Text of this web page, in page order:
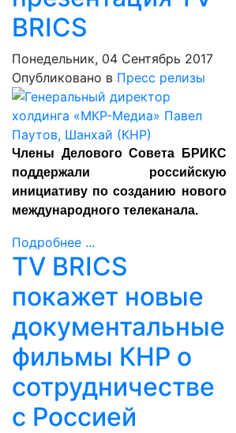
BRICS
Понедельник, 04 Сентябрь 2017
Опубликовано в Пресс релизы
Члены Делового Совета БРИКС
поддержали российскую
инициативу по созданию нового
международного телеканала.
Подробнее ...
TV BRICS
покажет новые
документальные
фильмы КНР о
сотрудничестве
с Россией